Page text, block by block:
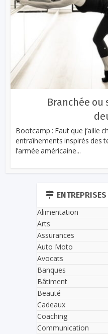
Branchée ou
Bootcamp : Faut que j’aille
entraînements inspirés des
l’armée américaine...
Alimentation
Arts
Assurances
Auto Moto
Avocats
Banques
Bâtiment
Beauté
Cadeaux
Coaching
Communication